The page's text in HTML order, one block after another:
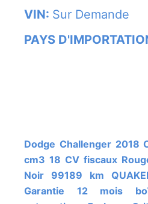
VIN: Sur Demande
PAYS
Dodge Challenger 2018 Coupe 296 Ch 3605
cm3 18 CV fiscaux
Noir 99189 km
Garantie 12 mois